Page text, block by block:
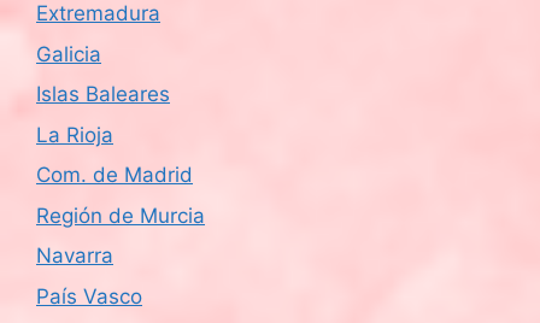
Extremadura
Galicia
Islas Baleares
La Rioja
Com. de Madrid
Región de Murcia
Navarra
País Vasco